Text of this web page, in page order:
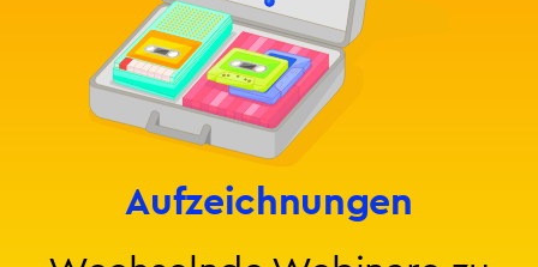
Aufzeichnungen